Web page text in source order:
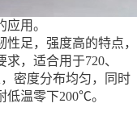
用。
足，强度高的特点，
，适合用于720、
密度分布均匀，同时
低温零下200℃。